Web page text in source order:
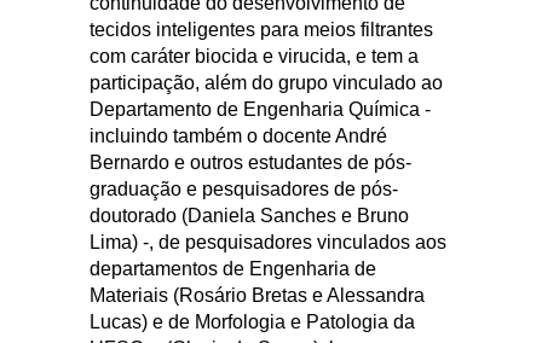
tecidos inteligentes para meios filtrantes
com caráter biocida e virucida, e tem a
participação, além do grupo vinculado ao
Departamento de Engenharia Química -
incluindo também o docente André
Bernardo e outros estudantes de pós-
graduação e pesquisadores de pós-
doutorado (Daniela Sanches e Bruno
Lima) -, de pesquisadores vinculados aos
departamentos de Engenharia de
Materiais (Rosário Bretas e Alessandra
Lucas) e de Morfologia e Patologia da